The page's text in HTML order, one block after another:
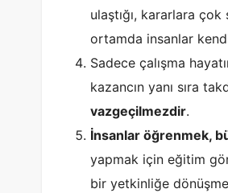
ulaştığı, kararlara
ortamda insanlar
Sadece çalışma
kazancın yanı sıra
vazgeçilmezdir.
İnsanlar öğrenmek,
yapmak için eğitim
bir yetkinliğe